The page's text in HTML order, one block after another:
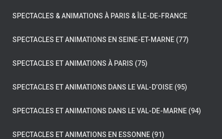
SPECTACLES & ANIMATIONS À PARIS & ÎLE-DE-FRANCE
SPECTACLES ET ANIMATIONS EN SEINE-ET-MARNE (77)
SPECTACLES ET ANIMATIONS À PARIS (75)
SPECTACLES ET ANIMATIONS DANS LE VAL-D’OISE (95)
SPECTACLES ET ANIMATIONS DANS LE VAL-DE-MARNE (94)
SPECTACLES ET ANIMATIONS EN ESSONNE (91)